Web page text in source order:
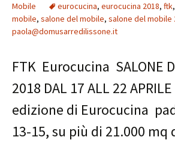
Mobile
eurocucina, eurocucina 2018, ftk,
mobile, salone del mobile, salone del mobile
paola@domusarredilissone.it
FTK Eurocucina SALONE
2018 DAL 17 ALL 22
edizione di Eurocucina
13-15, su più di 21.000 mq